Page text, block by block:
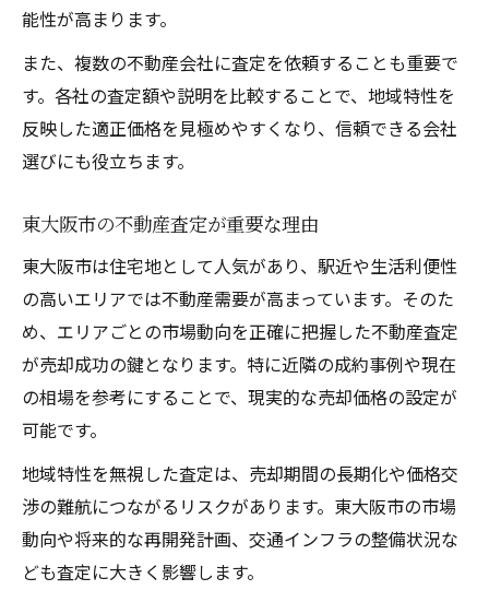
不動産査定でトラブル回避のポイント
東大阪市で安心できる不動産査定体験談
不動産査定の結果を活かした売却準備
安心して任せられる不動産査定の特徴
不動産評価の流れと東大阪市の特徴を学ぶ
市場動向が不動産査定評価に与える影響
査定から評価までの流れを徹底解説
東大阪市特有の不動産査定ポイント紹介
不動産査定評価で知っておくべき注意点
適正価格を見極めたい方への不動産査定案内
査定価格の根拠を正しく理解する方法
不動産査定結果を比較する際の注意点
東大阪市で納得のいく査定評価を得るコツ
不動産査定で価格交渉を有利に進める技術
能性が高まります。
また、複数の不動産会社に査定を依頼することも重要で
す。各社の査定額や説明を比較することで、地域特性を
反映した適正価格を見極めやすくなり、信頼できる会社
選びにも役立ちます。
東大阪市の不動産査定が重要な理由
東大阪市は住宅地として人気があり、駅近や生活利便性
の高いエリアでは不動産需要が高まっています。そのた
め、エリアごとの市場動向を正確に把握した不動産査定
が売却成功の鍵となります。特に近隣の成約事例や現在
の相場を参考にすることで、現実的な売却価格の設定が
可能です。
地域特性を無視した査定は、売却期間の長期化や価格交
渉の難航につながるリスクがあります。東大阪市の市場
動向や将来的な再開発計画、交通インフラの整備状況な
ども査定に大きく影響します。